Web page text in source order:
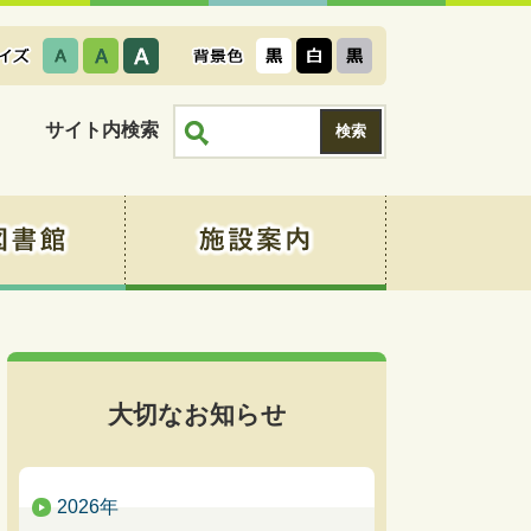
サイト内検索
大切なお知らせ
2026年